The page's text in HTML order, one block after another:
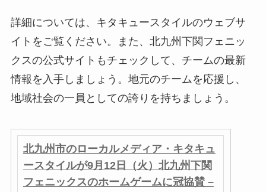
詳細については、キタキュースタイルのウェブサ
イトをご覧ください。また、北九州下関フェニッ
クスの公式サイトもチェックして、チームの最新
情報を入手しましょう。地元のチームを応援し、
地域社会の一員としての誇りを持ちましょう。
北九州市のローカルメディア・キタキュ
ースタイルが9月12日（火）北九州下関
フェニックスのホームゲームに冠協賛 –